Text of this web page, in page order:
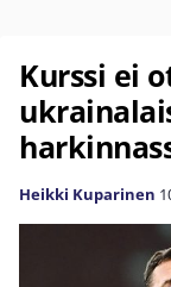
Kurssi ei
Heikki Kuparinen